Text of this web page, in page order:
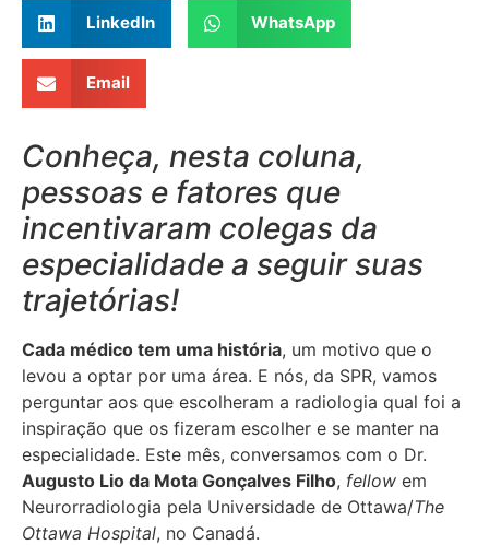
LinkedIn WhatsApp
Email
Conheça, nesta coluna,
pessoas e fatores que
incentivaram colegas da
especialidade a seguir suas
trajetórias!
Cada médico tem uma história, um motivo que o
levou a optar por uma área. E nós, da SPR, vamos
perguntar aos que escolheram a radiologia qual foi a
inspiração que os fizeram escolher e se manter na
especialidade. Este mês, conversamos com o Dr.
Augusto Lio da Mota Gonçalves Filho, fellow em
Neurorradiologia pela Universidade de Ottawa/The
Ottawa Hospital, no Canadá.